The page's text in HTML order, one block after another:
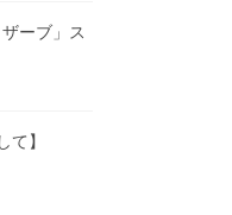
ーブ」ス
て】